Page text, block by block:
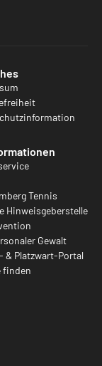
Tennis
Hinweisgeberstelle
Gewalt
& Platzwart-Portal
finden